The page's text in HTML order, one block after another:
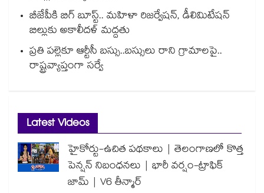
బీజేపీకి బిగ్ బూస్ట్.. మహిళా రిజర్వేషన్, డీలిమిటేషన్
బిల్లుకు అకాలీదళ్ మద్దతు
ప్రతి పల్లెకూ ఆర్టీసీ బస్సు..బస్సులు రాని గ్రామాలపై..
రాష్ట్రవ్యాప్తంగా సర్వే
Latest Videos
హైకోర్టు-ఉచిత పథకాలు | తెలంగాణలో కొత్త
పెన్షన్ నిబంధనలు | భారీ వర్షం-ట్రాఫిక్
జామ్ | V6 తీన్మార్